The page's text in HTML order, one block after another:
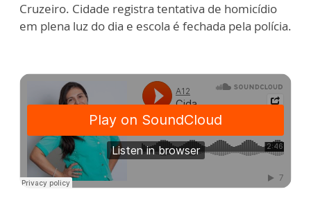
Cruzeiro. Cidade registra tentativa de homicídio
em plena luz do dia e escola é fechada pela polícia.